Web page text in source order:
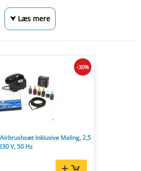
⮟ Læs mere
Inklusive Maling, 2,5
V, 50 Hz
-30%